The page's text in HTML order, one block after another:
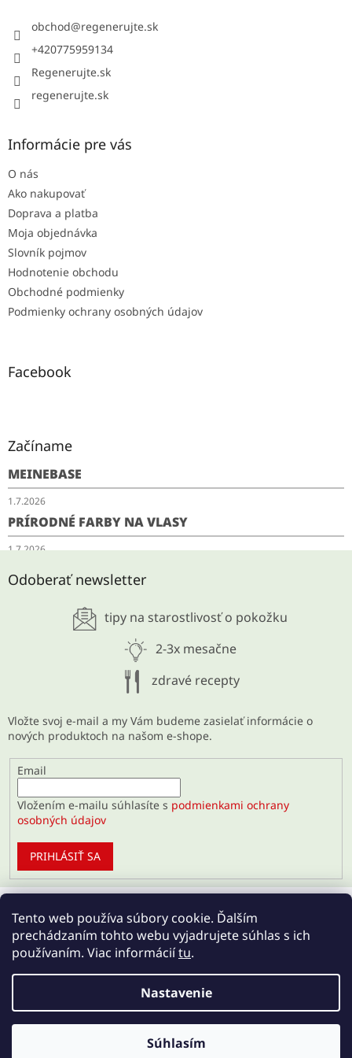
Tento web používa súbory cookie. Ďalším
prechádzaním tohto webu vyjadrujete súhlas s ich
používaním. Viac informáciítu.
Nastavenie
Súhlasím
obchod@regenerujte.sk
+420775959134
Regenerujte.sk
regenerujte.sk
Informácie pre vás
O nás
Ako nakupovať
Doprava a platba
Moja objednávka
Slovník pojmov
Hodnotenie obchodu
Obchodné podmienky
Podmienky ochrany osobných údajov
Facebook
Začíname
MEINEBASE
1.7.2026
PRÍRODNÉ FARBY NA VLASY
1.7.2026
SCHUDNITE ODKYSLENÍM
Odoberať newsletter
tipy na starostlivosť o pokožku
2-3x mesačne
zdravé recepty
Vložte svoj e-mail a my Vám budeme zasielať informácie o
nových produktoch na našom e-shope.
Email
Vložením e-mailu súhlasíte s podmienkami ochrany
osobných údajov
PRIHLÁSIŤ SA
Vytvoril Shoptet
Regenerujte.sk. Všetky práva vyhradené.